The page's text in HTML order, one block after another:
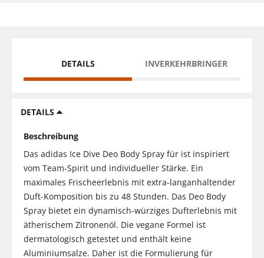
DETAILS INVERKEHRBRINGER
DETAILS
Beschreibung
Das adidas Ice Dive Deo Body Spray für ist inspiriert
vom Team-Spirit und individueller Stärke. Ein
maximales Frischeerlebnis mit extra-langanhaltender
Duft-Komposition bis zu 48 Stunden. Das Deo Body
Spray bietet ein dynamisch-würziges Dufterlebnis mit
ätherischem Zitronenöl. Die vegane Formel ist
dermatologisch getestet und enthält keine
Aluminiumsalze. Daher ist die Formulierung für